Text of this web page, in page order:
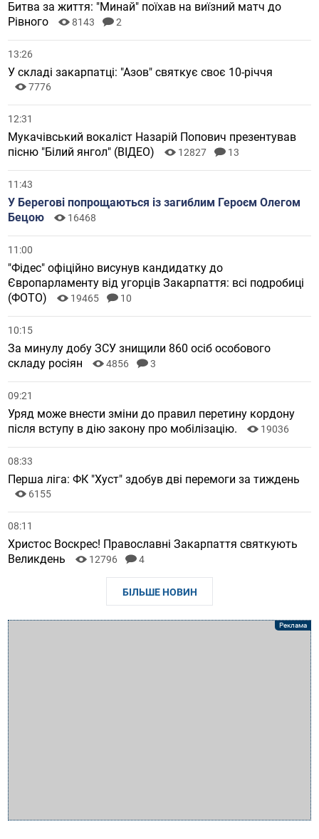
Битва за життя: "Минай" поїхав на виїзний матч до
Рівного
8143 2
13:26
У складі закарпатці: "Азов" святкує своє 10-річчя
7776
12:31
Мукачівський вокаліст Назарій Попович презентував
пісню "Білий янгол" (ВІДЕО)
12827 13
11:43
У Берегові попрощаються із загиблим Героєм Олегом
Бецою
16468
11:00
"Фідес" офіційно висунув кандидатку до
Європарламенту від угорців Закарпаття: всі подробиці
(ФОТО)
19465 10
10:15
За минулу добу ЗСУ знищили 860 осіб особового
складу росіян
4856 3
09:21
Уряд може внести зміни до правил перетину кордону
після вступу в дію закону про мобілізацію.
19036
08:33
Перша ліга: ФК "Хуст" здобув дві перемоги за тиждень
6155
08:11
Христос Воскрес! Православні Закарпаття святкують
Великдень
12796 4
БІЛЬШЕ НОВИН